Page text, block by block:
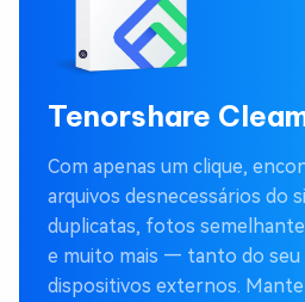
Tenorshare
Com apenas um clique,
arquivos desnecessários do
duplicatas, fotos
e muito mais — tanto do seu
dispositivos externos.